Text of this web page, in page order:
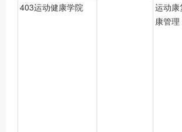
403运动健康学院
运动康
康管理